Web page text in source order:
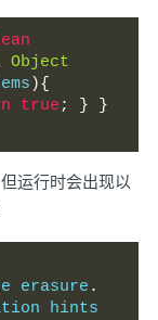
Object
){
true ; }
}
运行时会出现以
erasure .